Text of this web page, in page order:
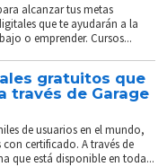
alcanzar tus metas
que te ayudarán a la
o emprender. Cursos...
gratuitos que
través de Garage
de usuarios en el mundo,
certificado. A través de
que está disponible en toda...